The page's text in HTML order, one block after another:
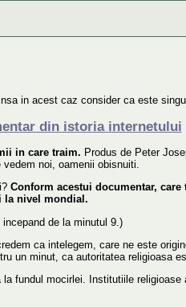
in acest caz consider ca este
din istoria internetului
in care traim. Produs de Peter
noi, oamenii obisnuiti.
Conform acestui documentar,
la nivel mondial.
de la minutul 9.)
ca intelegem, care ne este
un minut, ca autoritatea religioasa
fundul mocirlei. Institutiile